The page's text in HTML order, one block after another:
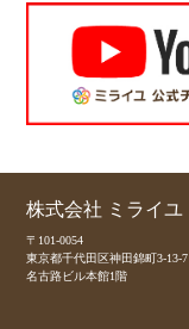
株式会社 ミライユ
〒101-0054
東京都千代田区神田錦町3-13-7
名古路ビル本館1階